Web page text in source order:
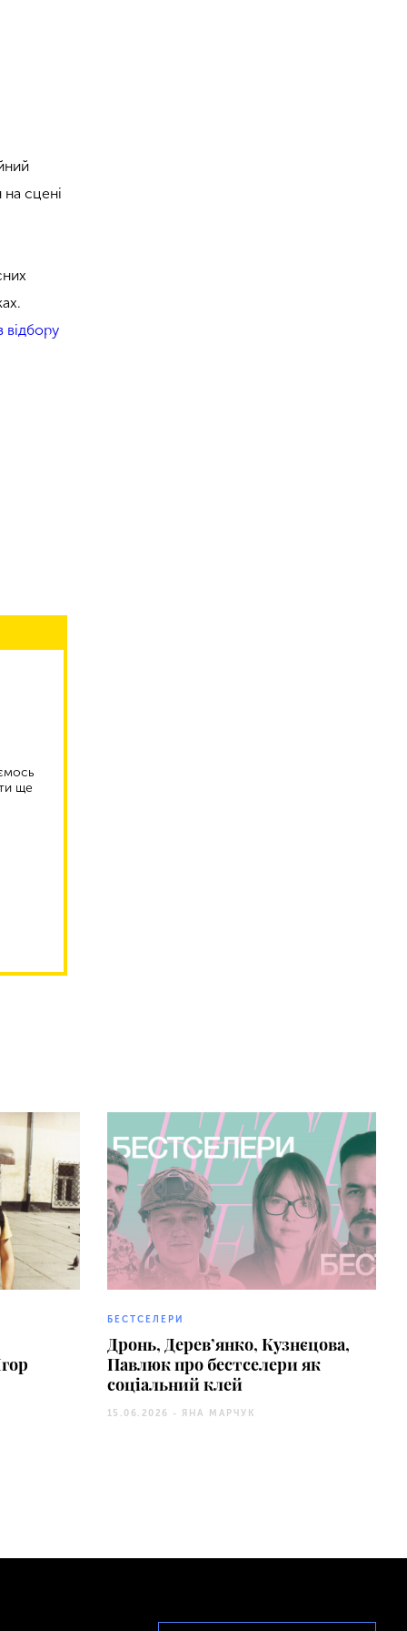
сцені
відбору
ще
БЕСТСЕЛЕРИ
Дронь, Дерев’янко, Кузнєцова,
Павлюк про бестселери як
соціальний клей
15.06.2026 -ЯНА МАРЧУК